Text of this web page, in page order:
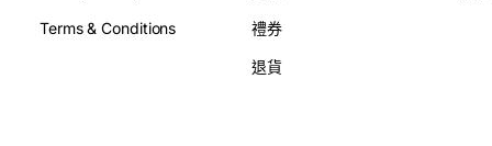
Terms & Conditions 禮券
退貨